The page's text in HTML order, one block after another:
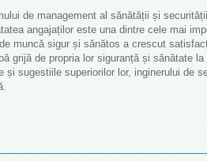
de management al sănătății și
angajaților este una dintre cele mai
muncă sigur și sănătos a crescut
grijă de propria lor siguranță și sănătate la
și sugestiile superiorilor lor, inginerului de